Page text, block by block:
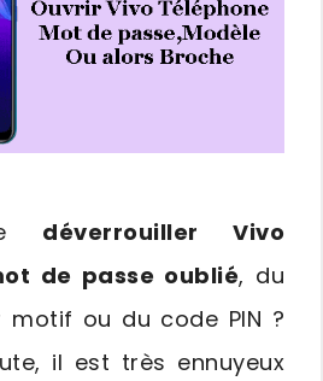
déverrouiller Vivo
de passe oublié, du
motif ou du code PIN ?
il est très ennuyeux